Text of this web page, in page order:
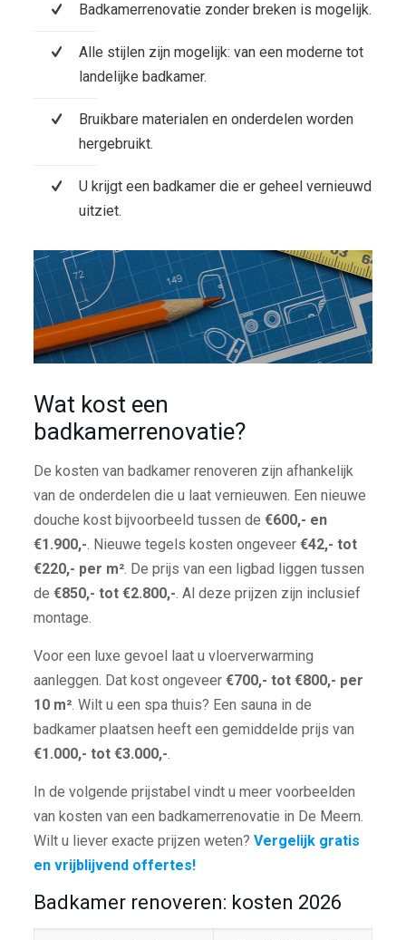
Badkamerrenovatie zonder breken is mogelijk.
Alle stijlen zijn mogelijk: van een moderne tot
landelijke badkamer.
Bruikbare materialen en onderdelen worden
hergebruikt.
U krijgt een badkamer die er geheel vernieuwd
uitziet.
Wat kost een
badkamerrenovatie?
De kosten van badkamer renoveren zijn afhankelijk
van de onderdelen die u laat vernieuwen. Een nieuwe
douche kost bijvoorbeeld tussen de €600,- en
€1.900,-. Nieuwe tegels kosten ongeveer €42,- tot
€220,- per m². De prijs van een ligbad liggen tussen
de €850,- tot €2.800,-. Al deze prijzen zijn inclusief
montage.
Voor een luxe gevoel laat u vloerverwarming
aanleggen. Dat kost ongeveer €700,- tot €800,- per
10 m². Wilt u een spa thuis? Een sauna in de
badkamer plaatsen heeft een gemiddelde prijs van
€1.000,- tot €3.000,-.
In de volgende prijstabel vindt u meer voorbeelden
van kosten van een badkamerrenovatie in De Meern.
Wilt u liever exacte prijzen weten? Vergelijk gratis
en vrijblijvend offertes!
Badkamer renoveren: kosten 2026